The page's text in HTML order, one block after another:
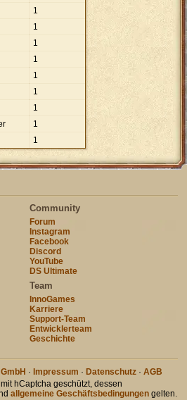
1
1
1
1
1
1
1
1
1
Community
Forum
Instagram
Facebook
Discord
YouTube
DS Ultimate
Team
InnoGames
Karriere
Support-Team
Entwicklerteam
Geschichte
· Impressum · Datenschutz ·AGB
hCaptcha geschützt, dessen
allgemeine Geschäftsbedingungen gelten.